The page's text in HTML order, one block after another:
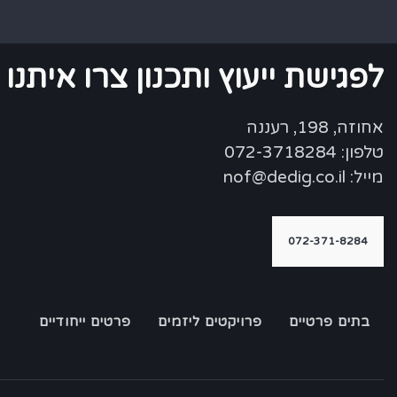
לפגישת ייעוץ ותכנון צרו
אחוזה, 198, רעננה
טלפון: 072-3718284
מייל: nof@dedig.co.il
072-371-8284
פרטים ייחודיים פרויקטים ליזמים בתים פרטיים